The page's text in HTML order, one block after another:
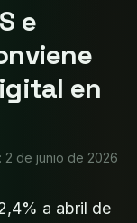
e
en
2 de junio de 2026
a abril de